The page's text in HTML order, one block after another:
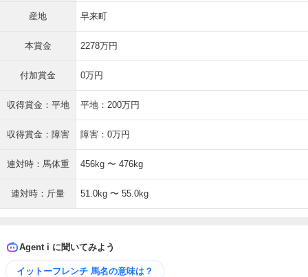
産地 早来町
本賞金 2278万円
付加賞金 0万円
収得賞金：平地 平地：200万円
収得賞金：障害 障害：0万円
連対時：馬体重 456kg 〜 476kg
連対時：斤量 51.0kg 〜 55.0kg
Agent i に聞いてみよう
イットーフレンチ 馬名の意味は？